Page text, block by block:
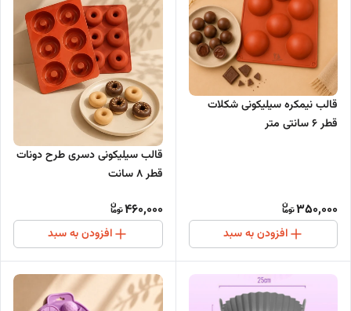
قالب نیمکره سیلیکونی شکلات
قطر 6 سانتی متر
350,000
افزودن به سبد
قالب سیلیکونی دسری طرح دونات
قطر 8 سانت
460,000
افزودن به سبد